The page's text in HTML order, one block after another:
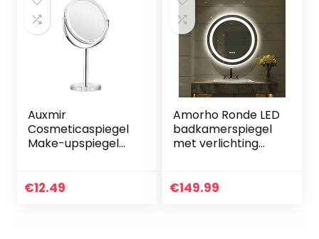
Auxmir
Cosmeticaspiegel
Make-upspiegel
Dubbelzijdig & 360
€12.49
Amorho Ronde LED
badkamerspiegel
met verlichting
badkamerspiegel
€149.99